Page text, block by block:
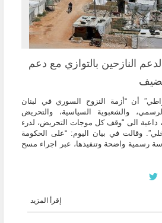
لدعم النازحين بالتوازي مع دعم
أن “أزمة النزوح السوري في لبنان
والشعبوية السياسية، والتحريض
داعية الى “وقف كل موجات التحريض، لدرء
وقالت في بيان اليوم: “على الحكومة
رسمية واضحة وتنفيذها، عبر اجراء مسح
إقرأ المزيد